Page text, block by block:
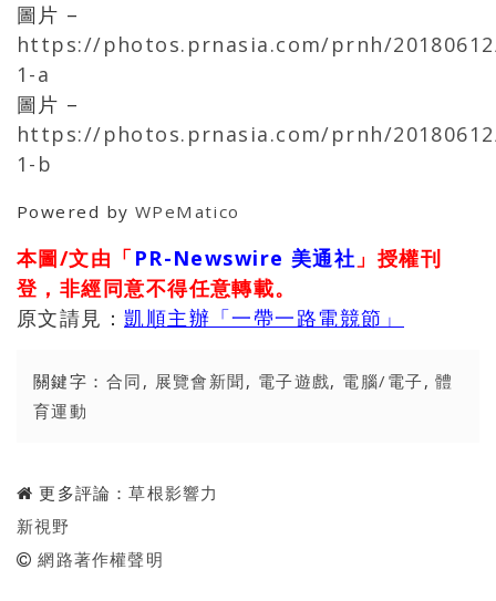
圖片 –
https://photos.prnasia.com/prnh/
1-a
圖片 –
https://photos.prnasia.com/prnh/
1-b
Powered by WPeMatico
本圖/文由「 PR-Newswire 美通社 」授權刊
登，非經同意不得任意轉載。
原文請見：凱順主辦「一帶一路電競節」
關鍵字： 合同 , 展覽會新聞, 電子遊戲, 電腦/電子,體
育運動
更多評論：草根影響力
新視野
網路著作權聲明